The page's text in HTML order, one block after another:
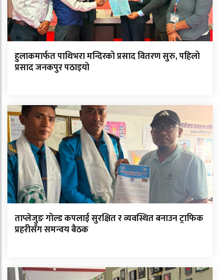
हुलाकमार्फत पाथिभरा मन्दिरको प्रसाद वितरण सुरु, पहिलो
प्रसाद जनकपुर पठाइयो
ताप्लेजुङ गोल्ड कपलाई सुरक्षित र व्यवस्थित बनाउन ट्राफिक
प्रहरीसँग समन्वय बैठक